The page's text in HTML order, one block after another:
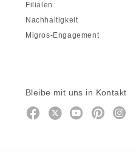
Filialen
Nachhaltigkeit
Migros-Engagement
Bleibe mit uns in Kontakt
Facebook
https://https://Pinterest